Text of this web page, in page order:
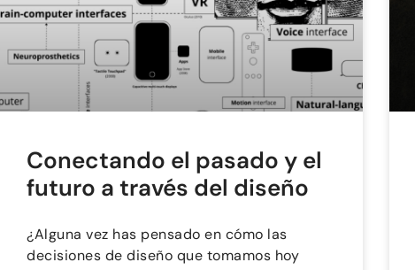
Conectando el pasado y el
futuro a través del diseño
¿Alguna vez has pensado en cómo las
decisiones de diseño que tomamos hoy